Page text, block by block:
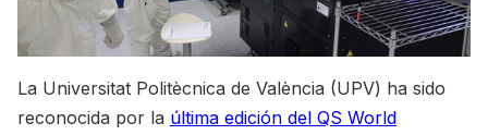
La Universitat Politècnica de València (UPV) ha sido
reconocida por la última edición del QS World